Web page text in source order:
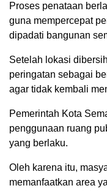
Proses penataan
guna mempercepat
dipadati bangunan
Setelah lokasi
peringatan sebagai
agar tidak kembali
Pemerintah Kota
penggunaan ruang
yang berlaku.
Oleh karena itu,
memanfaatkan area